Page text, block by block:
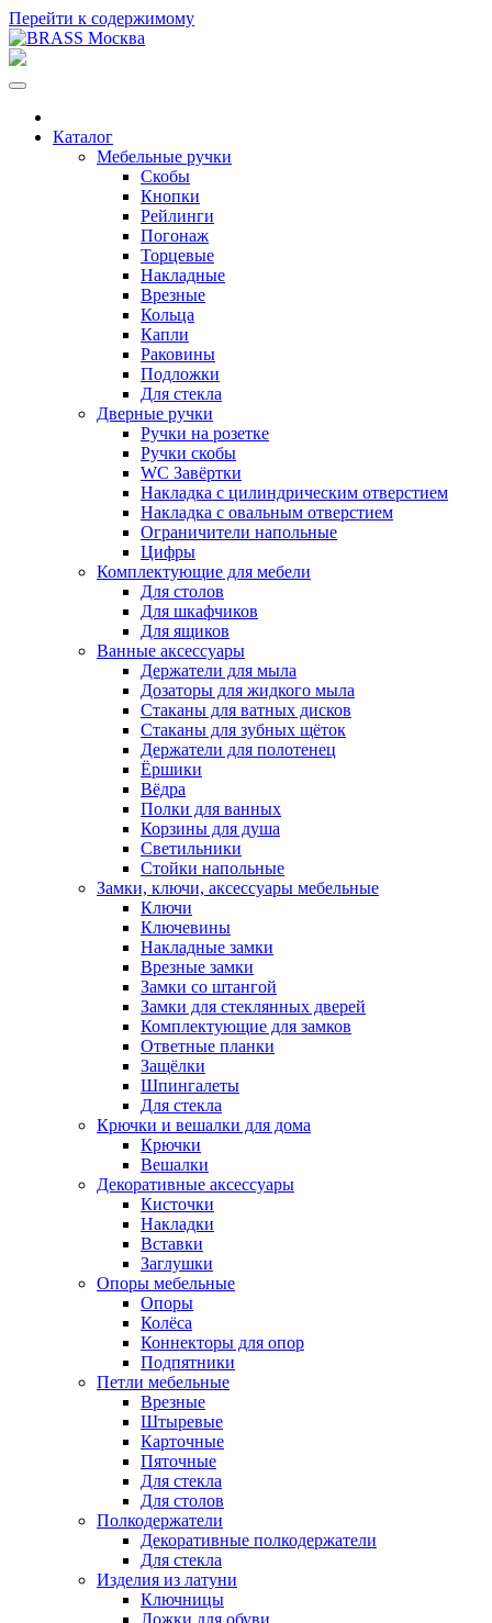
Перейти к содержимому
Каталог
Мебельные ручки
Скобы
Кнопки
Рейлинги
Погонаж
Торцевые
Накладные
Врезные
Кольца
Капли
Раковины
Подложки
Для стекла
Дверные ручки
Ручки на розетке
Ручки скобы
WC Завёртки
Накладка с цилиндрическим отверстием
Накладка с овальным отверстием
Ограничители напольные
Цифры
Комплектующие для мебели
Для столов
Для шкафчиков
Для ящиков
Ванные аксессуары
Держатели для мыла
Дозаторы для жидкого мыла
Стаканы для ватных дисков
Стаканы для зубных щёток
Держатели для полотенец
Ёршики
Вёдра
Полки для ванных
Корзины для душа
Светильники
Стойки напольные
Замки, ключи, аксессуары мебельные
Ключи
Ключевины
Накладные замки
Врезные замки
Замки со штангой
Замки для стеклянных дверей
Комплектующие для замков
Ответные планки
Защёлки
Шпингалеты
Для стекла
Крючки и вешалки для дома
Крючки
Вешалки
Декоративные аксессуары
Кисточки
Накладки
Вставки
Заглушки
Опоры мебельные
Опоры
Колёса
Коннекторы для опор
Подпятники
Петли мебельные
Врезные
Штыревые
Карточные
Пяточные
Для стекла
Для столов
Полкодержатели
Декоративные полкодержатели
Для стекла
Изделия из латуни
Ключницы
Ложки для обуви